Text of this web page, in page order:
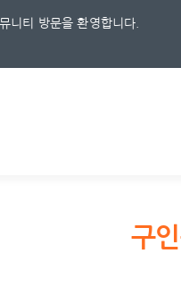
니티 방문을 환영합니다.
구